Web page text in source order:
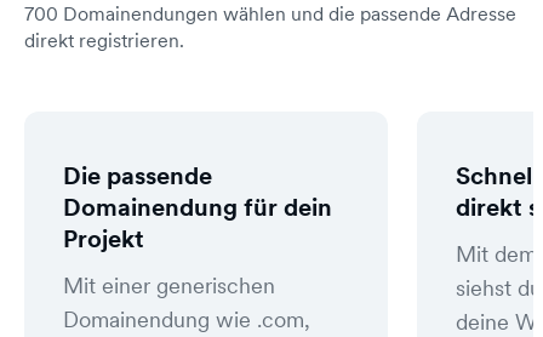
700 Domainendungen wählen und die passende Adresse
direkt registrieren.
Die passende
Domainendung für dein
Projekt
Mit einer generischen
Domainendung wie .com,
direkt
Mit dem
siehst
deine